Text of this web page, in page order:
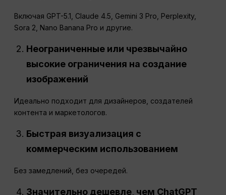
Включая GPT-5.1, Claude 4.5, Gemini 3 Pro, Perplexity,
Sora 2, Nano Banana Pro и другие.
Неограниченные или чрезвычайно
высокие ограничения на создание
изображений
Идеально подходит для дизайнеров, создателей
контента и маркетологов.
Быстрая визуализация с
коммерческим использованием
Без замедлений, без очередей.
Значительно дешевле, чем ChatGPT